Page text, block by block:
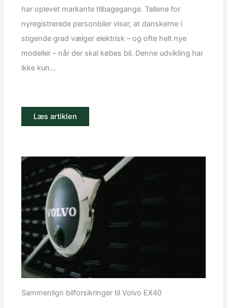
har oplevet markante tilbagegange. Tallene for
nyregistrerede personbiler viser, at danskerne i
stigende grad vælger elektrisk – og ofte helt nye
modeller – når der skal købes bil. Denne udvikling har
ikke kun...
Læs artiklen
Sammenlign bilforsikringer til Volvo EX40